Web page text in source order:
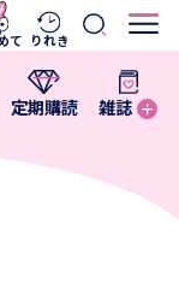
定期購読 雑誌
て りれき